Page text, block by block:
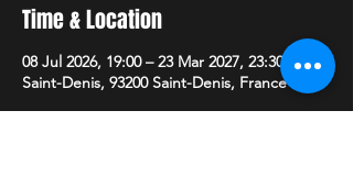
Time & Location
08 Jul 2026, 19:00 – 23 Mar 2027, 23:30
Saint-Denis, 93200 Saint-Denis, France